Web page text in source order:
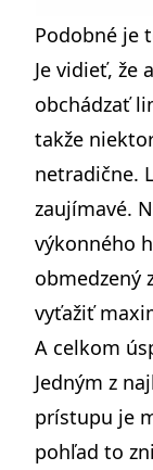
Podobné je
Je vidieť, že
obchádzať
takže
netradične.
zaujímavé.
výkonného
obmedzený
vyťažiť
A celkom
Jedným z
prístupu je
pohľad to